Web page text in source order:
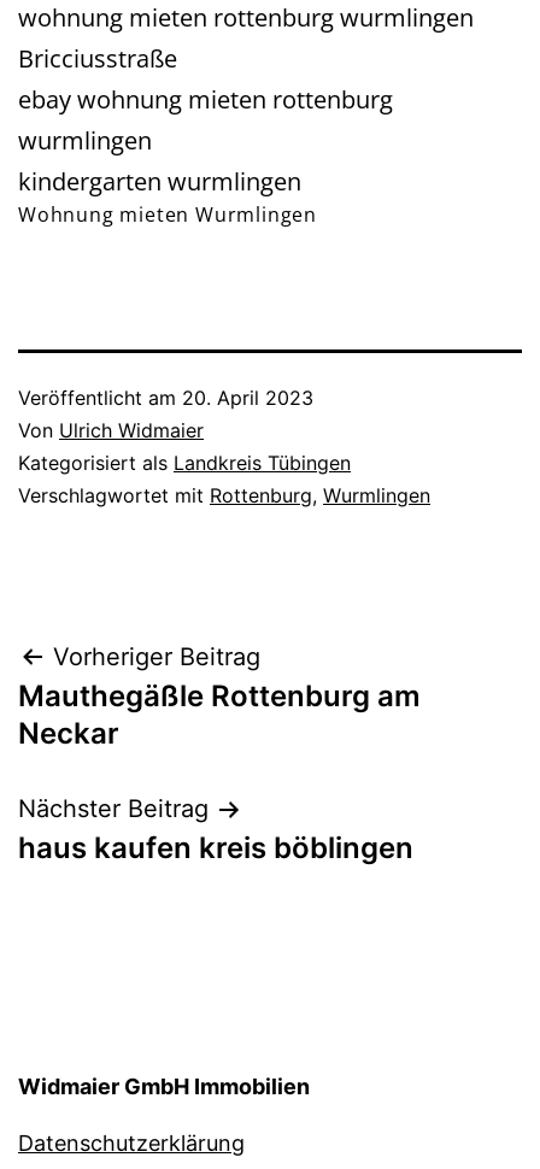
wohnung mieten rottenburg wurmlingen
Bricciusstraße
ebay wohnung mieten rottenburg
wurmlingen
kindergarten wurmlingen
Wohnung mieten Wurmlingen
Veröffentlicht am 20. April 2023
Von Ulrich Widmaier
Kategorisiert als Landkreis Tübingen
Verschlagwortet mit Rottenburg, Wurmlingen
Beitragsnavigation
Vorheriger Beitrag
Mauthegäßle Rottenburg am
Neckar
Nächster Beitrag
haus kaufen kreis böblingen
Widmaier GmbH Immobilien
Datenschutzerklärung